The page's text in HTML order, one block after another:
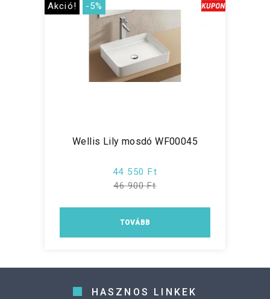
Akció! -5%
Wellis Lily mosdó WF00045
44 550 Ft
46 900 Ft
TOVÁBB
HASZNOS LINKEK